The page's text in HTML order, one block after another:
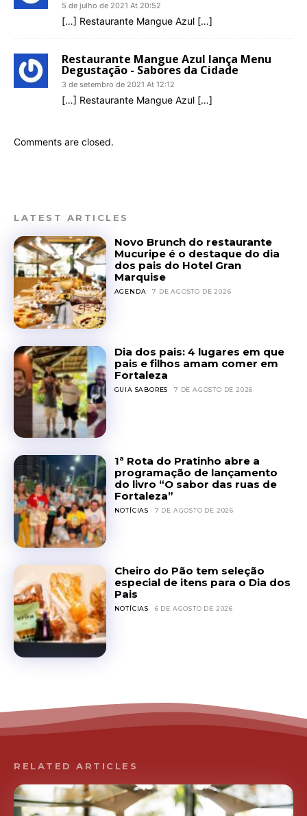
5 de julho de 2021 At 20:52
[…] Restaurante Mangue Azul […]
Restaurante Mangue Azul lança Menu
Degustação - Sabores da Cidade
3 de setembro de 2021 At 12:12
[…] Restaurante Mangue Azul […]
Comments are closed.
LATEST ARTICLES
Novo Brunch do restaurante
Mucuripe é o destaque do dia
dos pais do Hotel Gran
Marquise
AGENDA 7 DE AGOSTO DE 2026
Dia dos pais: 4 lugares em que
pais e filhos amam comer em
Fortaleza
GUIA SABORES 7 DE AGOSTO DE 2026
1ª Rota do Pratinho abre a
programação de lançamento
do livro “O sabor das ruas de
Fortaleza”
NOTÍCIAS 7 DE AGOSTO DE 2026
Cheiro do Pão tem seleção
especial de itens para o Dia dos
Pais
NOTÍCIAS 6 DE AGOSTO DE 2026
RELATED ARTICLES